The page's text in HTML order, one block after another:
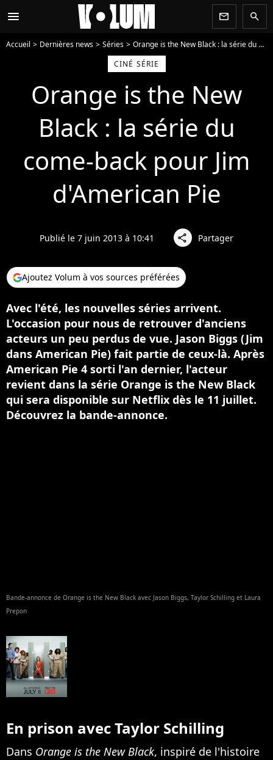
menu newsletter search
Accueil Dernières news Séries
Orange is the New Black : la série du come-back pour Jim d'American Pie
CINÉ SÉRIE
Orange is the New
Black : la série du
come-back pour Jim
d'American Pie
Publié le 7 juin 2013 à 10:41 share Partager
Ajoutez Volum à vos sources préférées
Avec l'été, les nouvelles séries arrivent.
L'occasion pour nous de retrouver d'anciens
acteurs un peu perdus de vue. Jason Biggs (Jim
dans American Pie) fait partie de ceux-là. Après
American Pie 4 sorti l'an dernier, l'acteur
revient dans la série Orange is the New Black
qui sera disponible sur Netflix dès le 11 juillet.
Découvrez la bande-annonce.
Bande-annonce de Orange is the New Black avec Jason Biggs, Taylor Schilling et Laura
Prepon
En prison avec Taylor Schilling
Dans Orange is the New Black, inspiré de l'histoire